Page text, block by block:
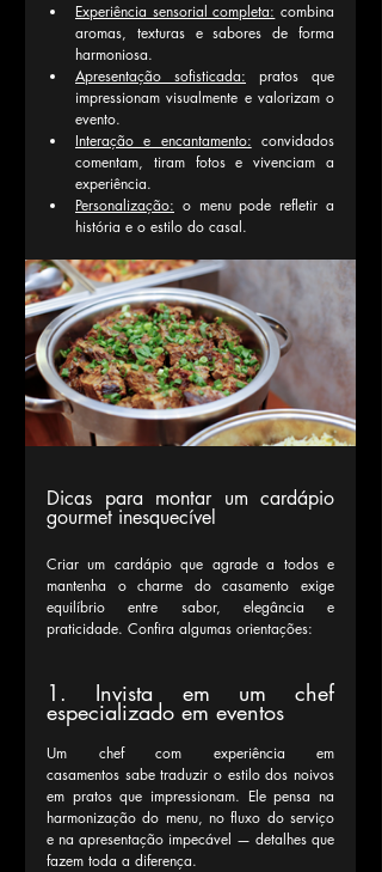
Experiência sensorial completa: combina
aromas, texturas e sabores de forma
harmoniosa.
Apresentação sofisticada: pratos que
impressionam visualmente e valorizam o
evento.
Interação e encantamento: convidados
comentam, tiram fotos e vivenciam a
experiência.
Personalização: o menu pode refletir a
história e o estilo do casal.
Dicas para montar um cardápio
gourmet inesquecível
Criar um cardápio que agrade a todos e
mantenha o charme do casamento exige
equilíbrio entre sabor, elegância e
praticidade. Confira algumas orientações:
1. Invista em um chef
especializado em eventos
Um chef com experiência em
casamentos sabe traduzir o estilo dos noivos
em pratos que impressionam. Ele pensa na
harmonização do menu, no fluxo do serviço
e na apresentação impecável — detalhes que
fazem toda a diferença.